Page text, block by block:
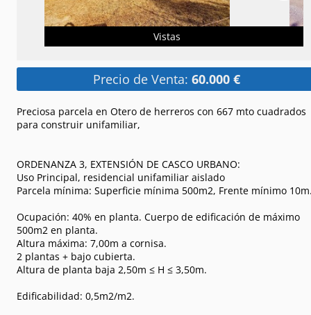
Vistas
Precio de Venta:60.000 €
Preciosa parcela en Otero de herreros con 667 mto cuadrados
para construir unifamiliar,
ORDENANZA 3, EXTENSIÓN DE CASCO URBANO:
Uso Principal, residencial unifamiliar aislado
Parcela mínima: Superficie mínima 500m2, Frente mínimo
Ocupación: 40% en planta. Cuerpo de edificación de máximo
500m2 en planta.
Altura máxima: 7,00m a cornisa.
2 plantas + bajo cubierta.
Altura de planta baja 2,50m ≤ H ≤ 3,50m.
Edificabilidad: 0,5m2/m2.